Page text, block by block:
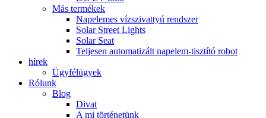
Más termékek
Napelemes vízszivattyú rendszer
Solar Street Lights
Solar Seat
Teljesen automatizált napelem-tisztító robot
hírek
Ügyfélügyek
Rólunk
Blog
Divat
A mi történetünk